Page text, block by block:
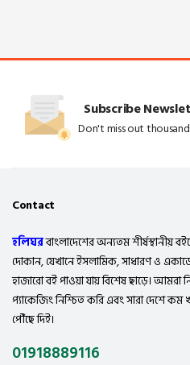
Subscribe
Don't miss out
Contact
হলিঘরবাংলাদেশের অন্যতম শীর্ষস্থানীয়
দোকান, যেখানে ইসলামিক, সাধারণ ও
হাজারো বই পাওয়া যায় বিশেষ ছাড়ে। আমরা
প্যাকেজিং নিশ্চিত করি এবং সারা দেশে কম
পৌঁছে দিই।
01918889116